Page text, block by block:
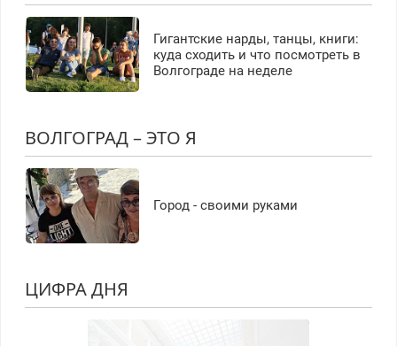
Гигантские нарды, танцы, книги:
куда сходить и что посмотреть в
Волгограде на неделе
ВОЛГОГРАД – ЭТО Я
Город - своими руками
ЦИФРА ДНЯ